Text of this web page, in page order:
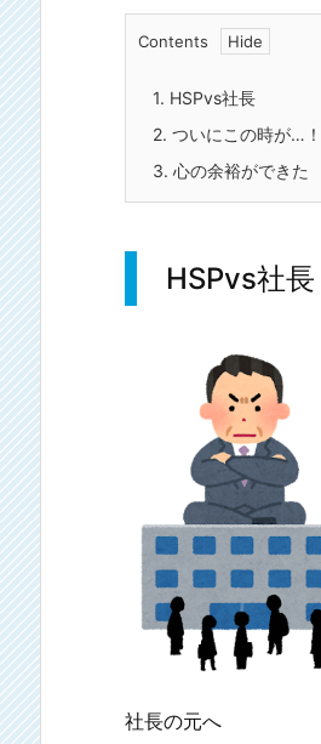
Contents
1. HSPvs社長
2. ついにこの時が…！
3. 心の余裕ができた
HSPvs社長
社長の元へ